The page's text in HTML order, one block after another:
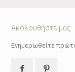
Ακολουθήστε μας
Ενημερωθείτε